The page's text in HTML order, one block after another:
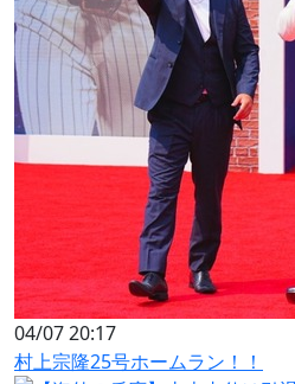
04/07 20:17
村上宗隆25号ホームラン！！